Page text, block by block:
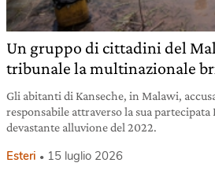
Un gruppo di cittadini del
tribunale la multinazionale
Gli abitanti di Kanseche, in Malawi,
responsabile attraverso la sua partecipata
devastante alluvione del 2022.
Esteri 15 luglio 2026